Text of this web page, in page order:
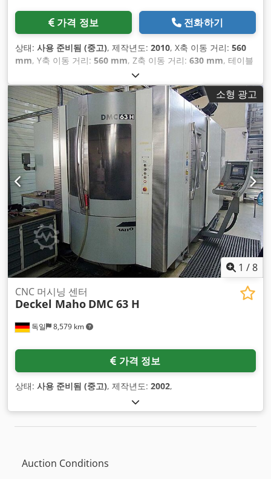
가격 정보 전화하기
상태: 사용 준비됨 (중고), 제작년도: 2010, X축 이동 거리: 560
mm, Y축 이동 거리: 560 mm, Z축 이동 거리: 630 mm, 테이블
, 스핀들 속도 (최대):
슬롯 수:60, 축 수:4,
소형 광고
1 /8
독일 8,579 km
CNC 머시닝 센터
Deckel Maho DMC 63 H
가격 정보
상태: 사용 준비됨 (중고), 제작년도: 2002,
Auction Conditions